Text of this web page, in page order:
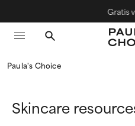
Gratis
Paula's Choice
Skincare